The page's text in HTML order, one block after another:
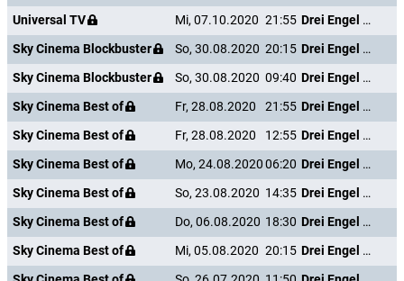
Universal TV
Mi, 07.10.2020 21:55
Drei Engel für Charlie - Volle Power
Sky Cinema Blockbuster
So, 30.08.2020 20:15
Drei Engel für Charlie - Volle Power
Sky Cinema Blockbuster
So, 30.08.2020 09:40
Drei Engel für Charlie - Volle Power
Sky Cinema Best of
Fr, 28.08.2020 21:55
Drei Engel für Charlie - Volle Power
Sky Cinema Best of
Fr, 28.08.2020 12:55
Drei Engel für Charlie - Volle Power
Sky Cinema Best of
Mo, 24.08.202006:20
Drei Engel für Charlie - Volle Power
Sky Cinema Best of
So, 23.08.2020 14:35
Drei Engel für Charlie - Volle Power
Sky Cinema Best of
Do, 06.08.2020 18:30
Drei Engel für Charlie - Volle Power
Sky Cinema Best of
Mi, 05.08.2020 20:15
Drei Engel für Charlie - Volle Power